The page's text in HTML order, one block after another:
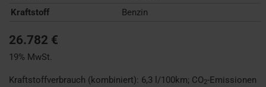
Kraftstoff
Benzin
26.782 €
19% MwSt.
Kraftstoffverbrauch (kombiniert): 6,3 l/100km; CO2-Emissionen